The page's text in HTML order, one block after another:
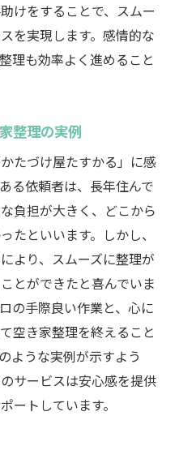
けをすることで、スムー
を実現します。感情的な
理も効率よく進めること
整理の実例
たづけ屋たすかる」に感
る依頼者は、長年住んで
負担が大きく、どこから
たといいます。しかし、
より、スムーズに整理が
とができたと喜んでいま
の手際良い作業と、心に
空き家整理を終えること
ような実例が示すよう
サービスは安心感を提供
ートしています。